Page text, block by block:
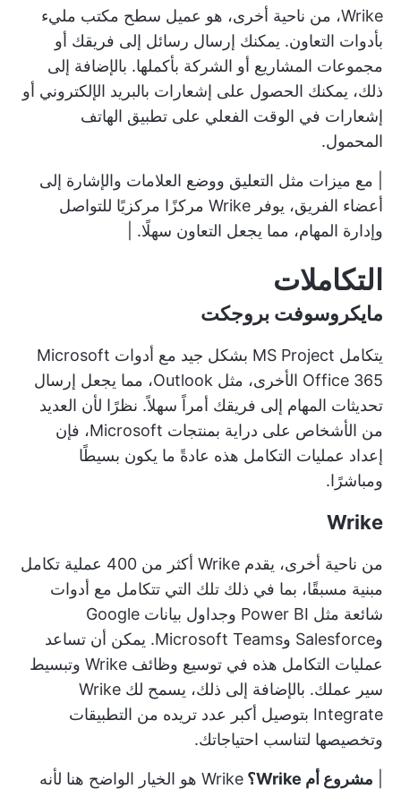
Wrike، من ناحية أخرى، هو عميل سطح مكتب مليء
بأدوات التعاون. يمكنك إرسال رسائل إلى فريقك أو
مجموعات المشاريع أو الشركة بأكملها. بالإضافة إلى
ذلك، يمكنك الحصول على إشعارات بالبريد الإلكتروني أو
إشعارات في الوقت الفعلي على تطبيق الهاتف
المحمول.
مع ميزات مثل التعليق ووضع العلامات والإشارة إلى
أعضاء الفريق، يوفر Wrike مركزًا مركزيًا للتواصل
وإدارة المهام، مما يجعل التعاون سهلًا. |
التكاملات
مايكروسوفت بروجكت
يتكامل MS Project بشكل جيد مع أدوات Microsoft
Office 365 الأخرى، مثل Outlook، مما يجعل إرسال
تحديثات المهام إلى فريقك أمراً سهلاً. نظرًا لأن العديد
من الأشخاص على دراية بمنتجات Microsoft، فإن
إعداد عمليات التكامل هذه عادةً ما يكون بسيطًا
ومباشرًا.
Wrike
من ناحية أخرى، يقدم Wrike أكثر من 400 عملية تكامل
مبنية مسبقًا، بما في ذلك تلك التي تتكامل مع أدوات
شائعة مثل Power BI وجداول بيانات Google
وSalesforce وMicrosoft Teams. يمكن أن تساعد
عمليات التكامل هذه في توسيع وظائف Wrike وتبسيط
سير عملك. بالإضافة إلى ذلك، يسمح لك Wrike
Integrate بتوصيل أكبر عدد تريده من التطبيقات
وتخصيصها لتناسب احتياجاتك.
مشروع أم Wrike؟
Wrike هو الخيار الواضح هنا لأنه